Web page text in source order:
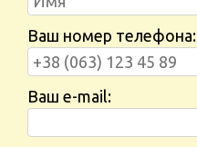
Ваш номер телефона:
Ваш e-mail: